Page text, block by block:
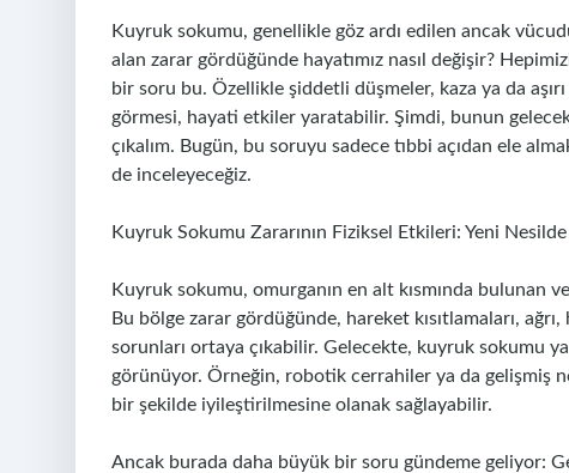
Kuyruk sokumu, genellikle göz ardı edilen ancak
alan zarar gördüğünde hayatımız nasıl değişir?
bir soru bu. Özellikle şiddetli düşmeler, kaza ya da
görmesi, hayati etkiler yaratabilir. Şimdi, bunun
çıkalım. Bugün, bu soruyu sadece tıbbi açıdan ele
de inceleyeceğiz.
Kuyruk Sokumu Zararının Fiziksel Etkileri: Yeni
Kuyruk sokumu, omurganın en alt kısmında bulunan
Bu bölge zarar gördüğünde, hareket kısıtlamaları,
sorunları ortaya çıkabilir. Gelecekte, kuyruk sokumu
görünüyor. Örneğin, robotik cerrahiler ya da gelişmiş
bir şekilde iyileştirilmesine olanak sağlayabilir.
Ancak burada daha büyük bir soru gündeme geliyor: